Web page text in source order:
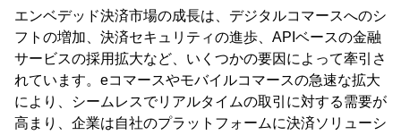
エンベデッド決済市場の成長は、デジタルコマースへのシ
フトの増加、決済セキュリティの進歩、APIベースの金融
サービスの採用拡大など、いくつかの要因によって牽引さ
れています。eコマースやモバイルコマースの急速な拡大
により、シームレスでリアルタイムの取引に対する需要が
高まり、企業は自社のプラットフォームに決済ソリューシ